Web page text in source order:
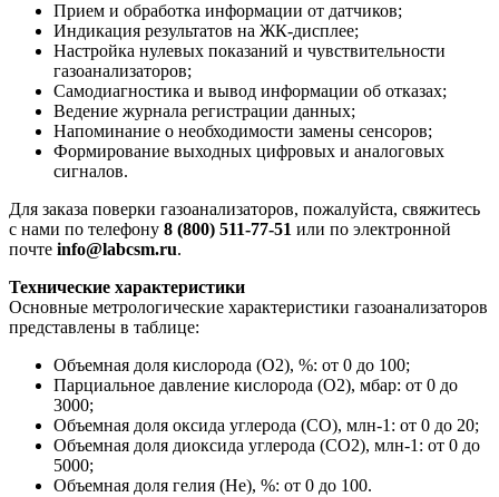
Прием и обработка информации от датчиков;
Индикация результатов на ЖК-дисплее;
Настройка нулевых показаний и чувствительности
газоанализаторов;
Самодиагностика и вывод информации об отказах;
Ведение журнала регистрации данных;
Напоминание о необходимости замены сенсоров;
Формирование выходных цифровых и аналоговых
сигналов.
Для заказа поверки газоанализаторов, пожалуйста, свяжитесь
с нами по телефону 8 (800) 511-77-51 или по электронной
почте info@labcsm.ru.
Технические характеристики
Основные метрологические характеристики газоанализаторов
представлены в таблице:
Объемная доля кислорода (O2), %: от 0 до 100;
Парциальное давление кислорода (O2), мбар: от 0 до
3000;
Объемная доля оксида углерода (CO), млн-1: от 0 до 20;
Объемная доля диоксида углерода (CO2), млн-1: от 0 до
5000;
Объемная доля гелия (He), %: от 0 до 100.